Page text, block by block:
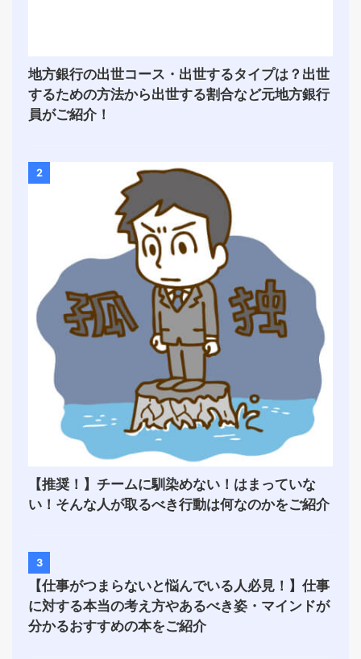
地方銀行の出世コース・出世するタイプは？出世
するための方法から出世する割合など元地方銀行
員がご紹介！
2
【推奨！】チームに馴染めない！はまっていな
い！そんな人が取るべき行動は何なのかをご紹介
3
【仕事がつまらないと悩んでいる人必見！】仕事
に対する本当の考え方やあるべき姿・マインドが
分かるおすすめの本をご紹介